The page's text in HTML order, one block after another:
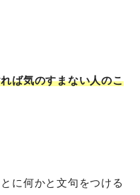
ば気のすまない人のこ
に何かと文句をつける